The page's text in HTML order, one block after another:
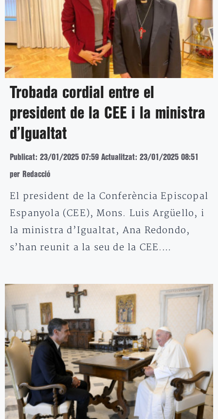
Trobada cordial entre el
president de la CEE i la ministra
d’Igualtat
Publicat: 23/01/2025 07:59 Actualitzat: 23/01/2025 08:51
per Redacció
El president de la Conferència Episcopal
Espanyola (CEE), Mons. Luis Argüello, i
la ministra d’Igualtat, Ana Redondo,
s’han reunit a la seu de la CEE.…